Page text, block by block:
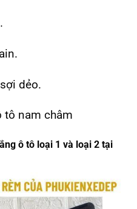
dẻo.
tô nam châm
ô tô loại 1 và loại 2 tại